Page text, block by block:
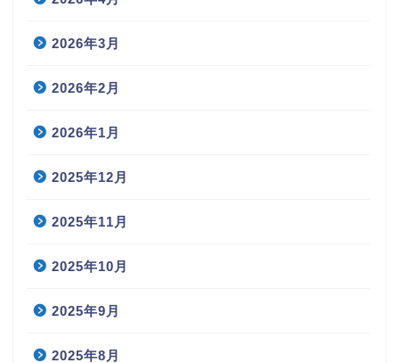
2026年3月
2026年2月
2026年1月
2025年12月
2025年11月
2025年10月
2025年9月
2025年8月